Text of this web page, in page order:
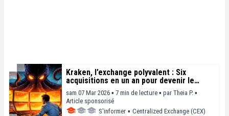
Kraken, l’exchange polyvalent : Six
acquisitions en un an pour devenir le
Bloomberg de la crypto
sam 07 Mar 2026 ▪ 7 min de lecture ▪ par Theia P. ▪
Article sponsorisé
S'informer ▪ Centralized Exchange (CEX)